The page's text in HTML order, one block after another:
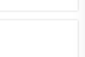
hari ini